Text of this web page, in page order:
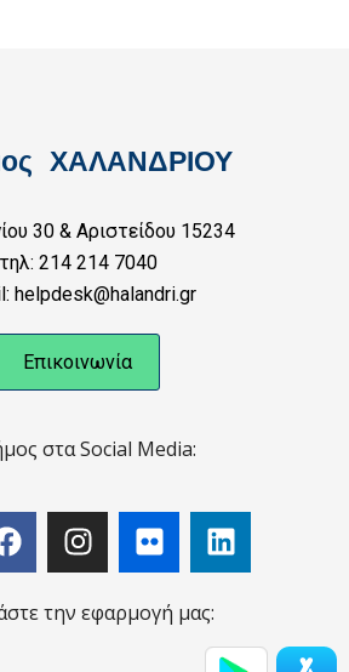
30 & Αριστείδου 15234
τηλ: 214 214 7040
helpdesk@halandri.gr
Επικοινωνία
στα Social Media:
την εφαρμογή μας: